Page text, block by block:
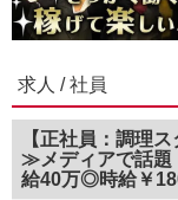
求人 / 社員
【正社員：調理
≫メディアで話題
給40万◎時給￥